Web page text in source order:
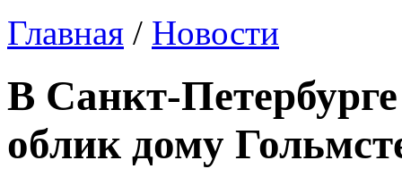
Главная / Новости
В Санкт-
облик дому